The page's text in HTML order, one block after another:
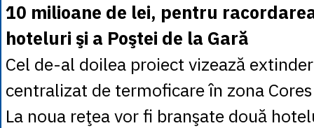
10 milioane de lei, pentru
hoteluri şi a Poştei de la Gară
Cel de-al doilea proiect vizează
centralizat de termoficare în zona
La noua reţea vor fi branşate două